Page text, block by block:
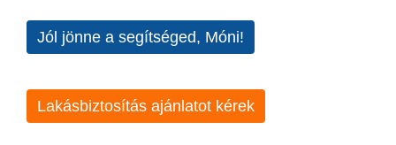
Jól jönne a segítséged, Móni!
Lakásbiztosítás ajánlatot kérek